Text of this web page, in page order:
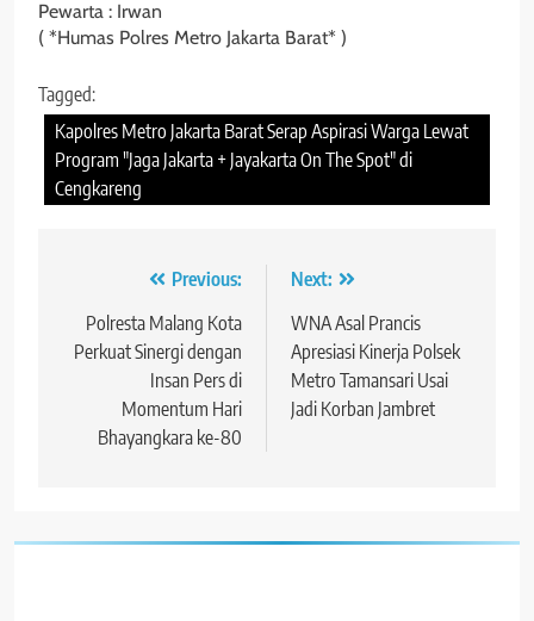
Pewarta : Irwan
( *Humas Polres Metro Jakarta Barat* )
Tagged:
Kapolres Metro Jakarta Barat Serap Aspirasi Warga Lewat
Program "Jaga Jakarta + Jayakarta On The Spot" di
Cengkareng
Navigasi
pos
Previous:
Polresta Malang Kota
Perkuat Sinergi dengan
Insan Pers di
Momentum Hari
Bhayangkara ke-80
Next:
WNA Asal Prancis
Apresiasi Kinerja Polsek
Metro Tamansari Usai
Jadi Korban Jambret